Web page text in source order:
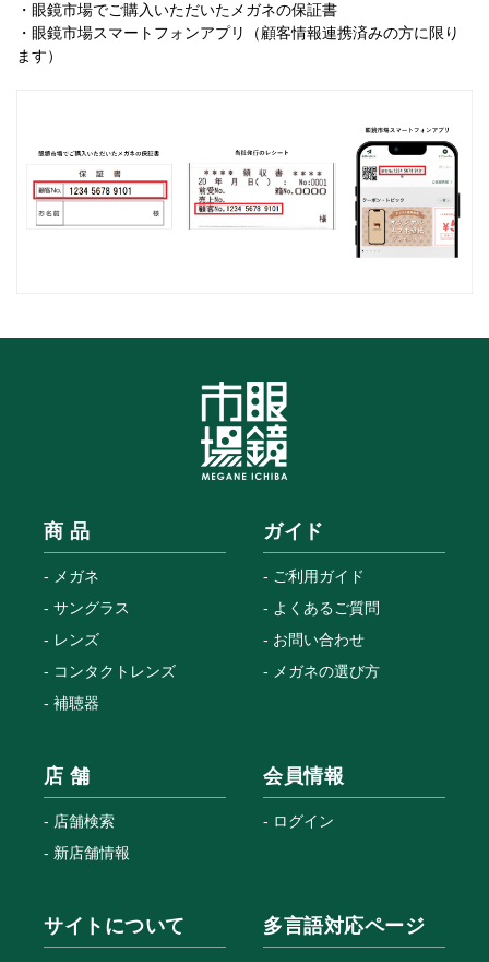
・眼鏡市場でご購入いただいたメガネの保証書
・眼鏡市場スマートフォンアプリ（顧客情報連携済みの方に限り
ます）
商 品
メガネ
サングラス
レンズ
コンタクトレンズ
補聴器
ガイド
ご利用ガイド
よくあるご質問
お問い合わせ
メガネの選び方
店 舗
店舗検索
新店舗情報
会員情報
ログイン
サイトについて 多言語対応ページ